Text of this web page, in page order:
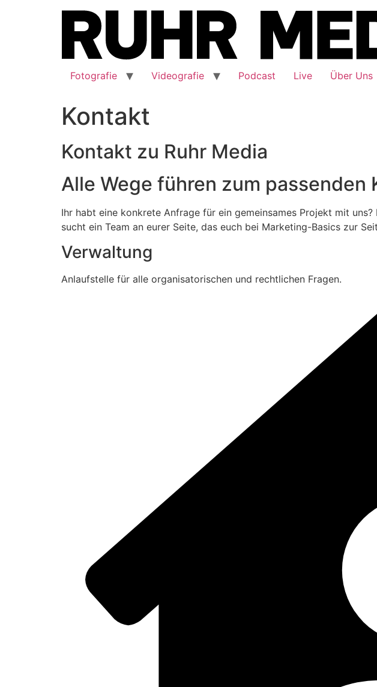
Fotografie Videografie Podcast Live Über Uns
Kontakt
Kontakt zu Ruhr Media
Alle Wege führen zum passenden
Ihr habt eine konkrete Anfrage für ein gemeinsames Projekt mit
sucht ein Team an eurer Seite, das euch bei Marketing-Basics zur
Verwaltung
Anlaufstelle für alle organisatorischen und rechtlichen Fragen.